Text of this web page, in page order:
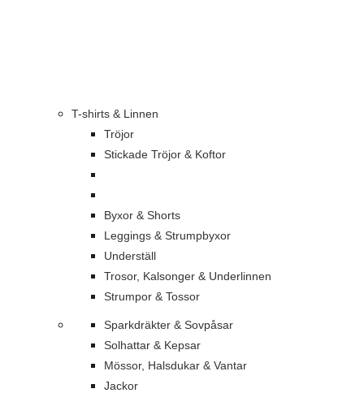
T-shirts & Linnen
Tröjor
Stickade Tröjor & Koftor
Byxor & Shorts
Leggings & Strumpbyxor
Underställ
Trosor, Kalsonger & Underlinnen
Strumpor & Tossor
Sparkdräkter & Sovpåsar
Solhattar & Kepsar
Mössor, Halsdukar & Vantar
Jackor